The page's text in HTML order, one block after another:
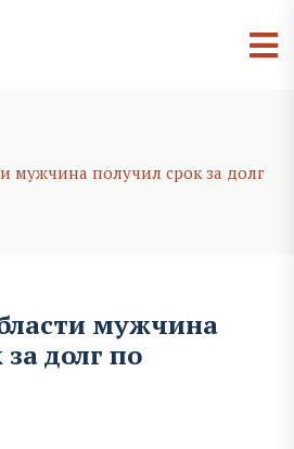
мужчина получил срок за долг
мужчина
долг по